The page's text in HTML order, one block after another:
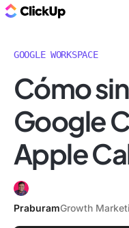
GOOGLE WORKSPACE
Cómo
Google
Apple
PraburamGrowth